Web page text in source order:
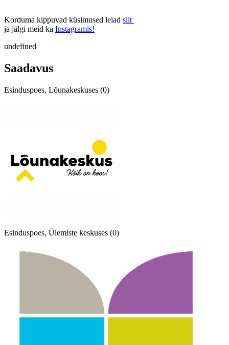
Korduma kippuvad küsimused leiad siit
ja jälgi meid ka Instagramis!
undefined
Saadavus
Esinduspoes, Lõunakeskuses (0)
Esinduspoes, Ülemiste keskuses (0)